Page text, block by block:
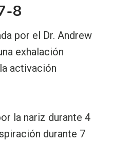
8
por el Dr. Andrew
exhalación
activación
la nariz durante 4
durante 7